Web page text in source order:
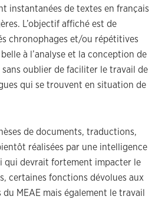
instantanées de textes en français
L’objectif affiché est de
chronophages et/ou répétitives
à l’analyse et la conception de
oublier de faciliter le travail de
qui se trouvent en situation de
de documents, traductions,
réalisées par une intelligence
qui devrait fortement impacter le
certaines fonctions dévolues aux
MEAE mais également le travail